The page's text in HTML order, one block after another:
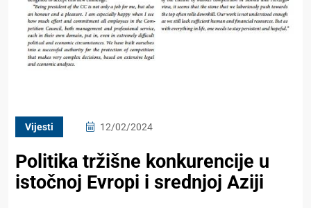
Vijesti 12/02/2024
Politika tržišne konkurencije u
istočnoj Evropi i srednjoj Aziji